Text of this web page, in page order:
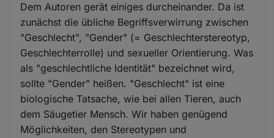
Dem Autoren gerät einiges durcheinander. Da ist
zunächst die übliche Begriffsverwirrung zwischen
"Geschlecht", "Gender" (= Geschlechterstereotyp,
Geschlechterrolle) und sexueller Orientierung. Was
als "geschlechtliche Identität" bezeichnet wird,
sollte "Gender" heißen. "Geschlecht" ist eine
biologische Tatsache, wie bei allen Tieren, auch
dem Säugetier Mensch. Wir haben genügend
Möglichkeiten, den Stereotypen und